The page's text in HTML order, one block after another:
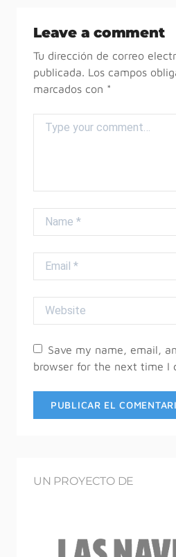
Leave a comment
Tu dirección de correo
publicada. Los campos
marcados con *
Comment
Name
Email
Website
Save my name, email,
browser for the next time I
UN PROYECTO DE